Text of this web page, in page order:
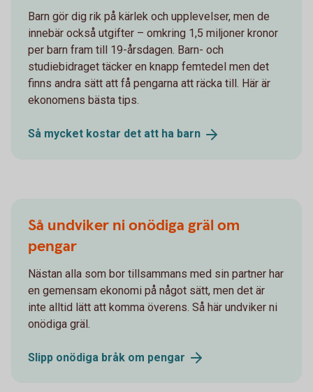
Barn gör dig rik på kärlek och upplevelser, men de
innebär också utgifter – omkring 1,5 miljoner kronor
per barn fram till 19-årsdagen. Barn- och
studiebidraget täcker en knapp femtedel men det
finns andra sätt att få pengarna att räcka till. Här är
ekonomens bästa tips.
Så mycket kostar det att ha barn
Så undviker ni onödiga gräl om
pengar
Nästan alla som bor tillsammans med sin partner har
en gemensam ekonomi på något sätt, men det är
inte alltid lätt att komma överens. Så här undviker ni
onödiga gräl.
Slipp onödiga bråk om pengar